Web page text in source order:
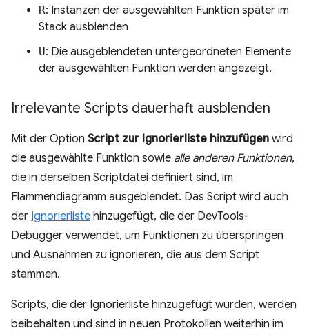
R: Instanzen der ausgewählten Funktion später im
Stack ausblenden
U: Die ausgeblendeten untergeordneten Elemente
der ausgewählten Funktion werden angezeigt.
Irrelevante Scripts dauerhaft ausblenden
Mit der Option Script zur Ignorierliste hinzufügen wird
die ausgewählte Funktion sowie alle anderen Funktionen,
die in derselben Scriptdatei definiert sind, im
Flammendiagramm ausgeblendet. Das Script wird auch
der Ignorierliste hinzugefügt, die der DevTools-
Debugger verwendet, um Funktionen zu überspringen
und Ausnahmen zu ignorieren, die aus dem Script
stammen.
Scripts, die der Ignorierliste hinzugefügt wurden, werden
beibehalten und sind in neuen Protokollen weiterhin im